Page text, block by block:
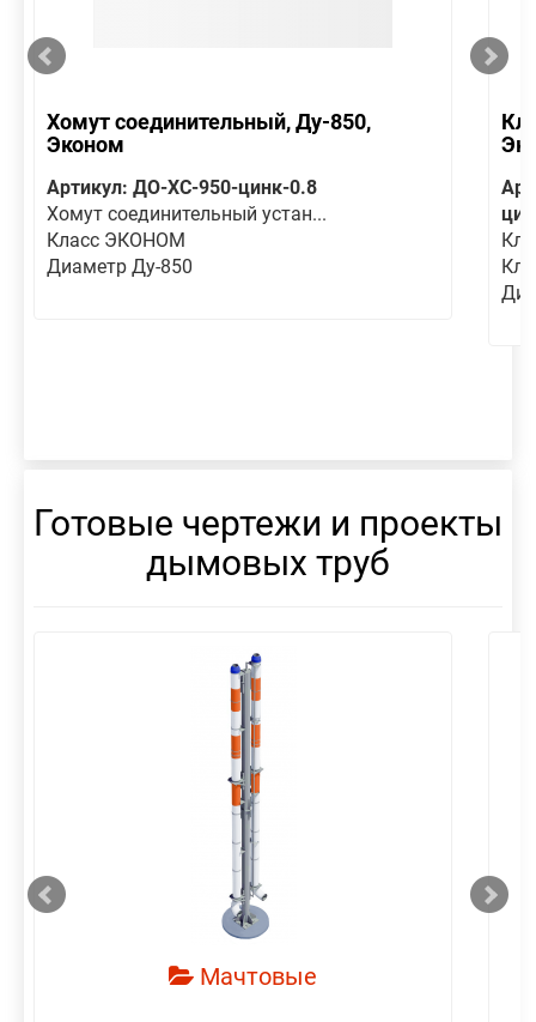
Хомут соединительный, Ду-850,
Эконом
Артикул: ДО-ХС-950-цинк-0.8
Хомут соединительный устан...
Класс ЭКОНОМ
Диаметр Ду-850
Готовые чертежи и проекты
дымовых труб
Мачтовые